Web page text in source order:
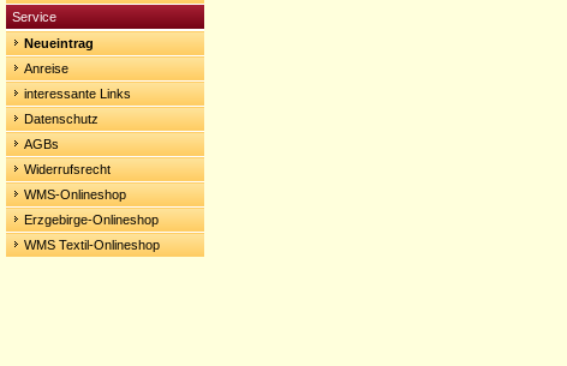
Service
Neueintrag
Anreise
interessante Links
Datenschutz
AGBs
Widerrufsrecht
WMS-Onlineshop
Erzgebirge-Onlineshop
WMS Textil-Onlineshop